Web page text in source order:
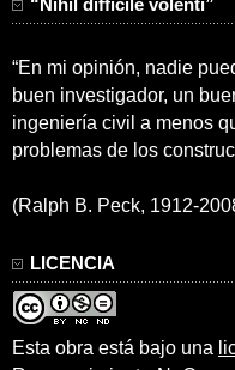
“Nihil difficile volenti”
“En mi opinión, nadie
buen investigador, un
ingeniería civil a menos
problemas de los
(Ralph B. Peck, 1912-
LICENCIA
Esta obra está bajo una